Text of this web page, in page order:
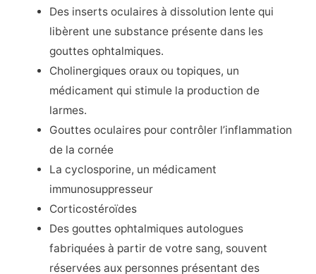
Des inserts oculaires à dissolution lente qui
libèrent une substance présente dans les
gouttes ophtalmiques.
Cholinergiques oraux ou topiques, un
médicament qui stimule la production de
larmes.
Gouttes oculaires pour contrôler l’inflammation
de la cornée
La cyclosporine, un médicament
immunosuppresseur
Corticostéroïdes
Des gouttes ophtalmiques autologues
fabriquées à partir de votre sang, souvent
réservées aux personnes présentant des